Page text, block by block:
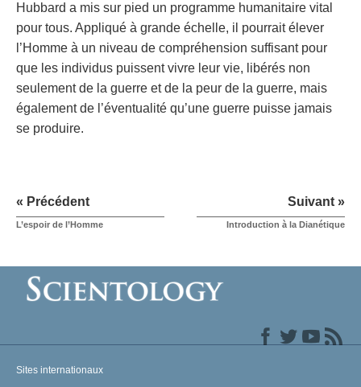
Hubbard a mis sur pied un programme humanitaire vital
pour tous. Appliqué à grande échelle, il pourrait élever
l’Homme à un niveau de compréhension suffisant pour
que les individus puissent vivre leur vie, libérés non
seulement de la guerre et de la peur de la guerre, mais
également de l’éventualité qu’une guerre puisse jamais
se produire.
« Précédent
L’espoir de l’Homme
Suivant »
Introduction à la Dianétique
Sites internationaux